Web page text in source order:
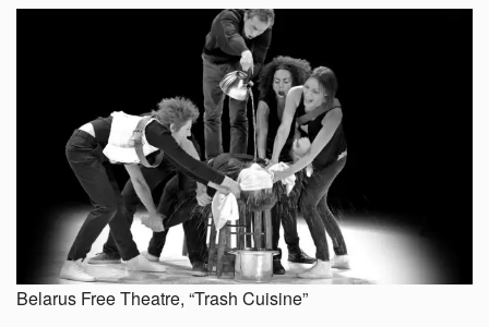
Belarus Free Theatre, “Trash Cuisine”